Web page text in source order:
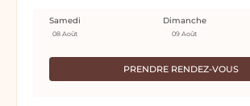
PRENDRE RENDEZ-VOUS
Samedi
08 Août
Dimanche
09 Août